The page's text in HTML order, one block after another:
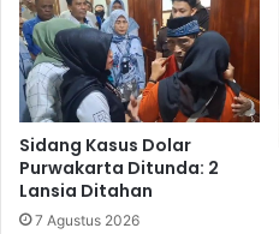
Sidang Kasus Dolar
Purwakarta Ditunda: 2
Lansia Ditahan
7 Agustus 2026